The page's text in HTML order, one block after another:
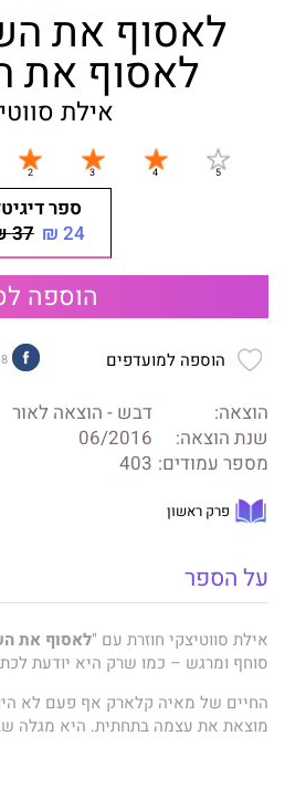
לאסוף את
אילת
ספר
24 ₪
37 ₪
הוספה
הוספה למועדפים 8
הוצאה:
דבש - הוצאה לאור
שנת הוצאה:
06/2016
מספר עמודים: 403
פרק ראשון
על הספר
אילת סווטיצקי חוזרת עם "לאסוף את
סוחף ומרגש – כמו שרק היא יודעת
מוצאת את עצמה בתחתית. היא מגלה
הכי טובה, וזו המכה הניצחת שמרסקת
חסרת אונים לחלוטין, והמיטה הופכת